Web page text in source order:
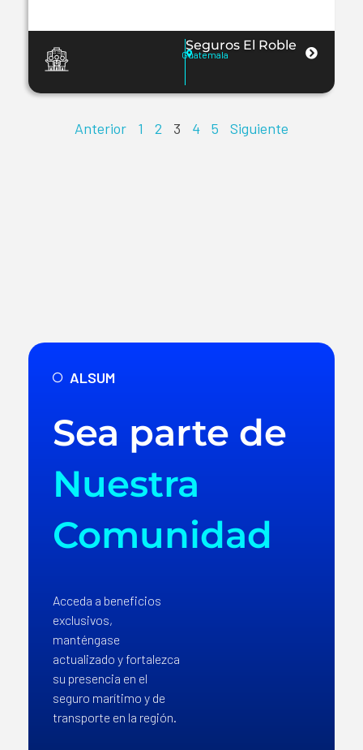
Seguros El Roble
Guatemala
Anterior 1 2 3 4 5 Siguiente
ALSUM
Sea parte de
Nuestra
Comunidad
Acceda a beneficios
exclusivos,
manténgase
actualizado y fortalezca
su presencia en el
seguro marítimo y de
transporte en la región.